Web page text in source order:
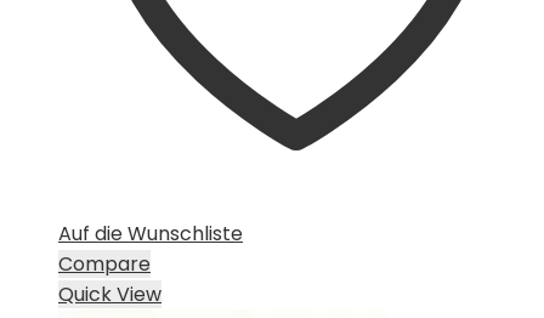
Auf die Wunschliste
Compare
Quick View